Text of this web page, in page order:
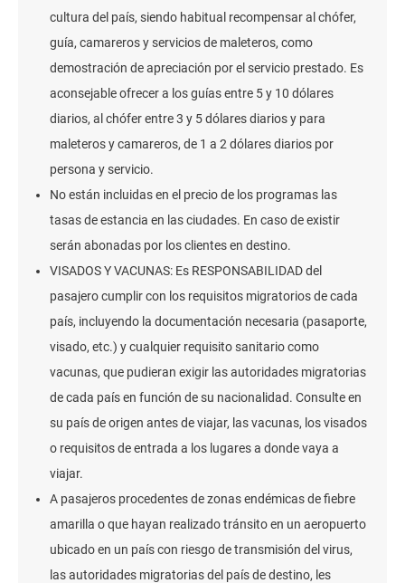
cultura del país, siendo habitual recompensar al chófer,
guía, camareros y servicios de maleteros, como
demostración de apreciación por el servicio prestado. Es
aconsejable ofrecer a los guías entre 5 y 10 dólares
diarios, al chófer entre 3 y 5 dólares diarios y para
maleteros y camareros, de 1 a 2 dólares diarios por
persona y servicio.
No están incluidas en el precio de los programas las
tasas de estancia en las ciudades. En caso de existir
serán abonadas por los clientes en destino.
VISADOS Y VACUNAS: Es RESPONSABILIDAD del
pasajero cumplir con los requisitos migratorios de cada
país, incluyendo la documentación necesaria (pasaporte,
visado, etc.) y cualquier requisito sanitario como
vacunas, que pudieran exigir las autoridades migratorias
de cada país en función de su nacionalidad. Consulte en
su país de origen antes de viajar, las vacunas, los visados
o requisitos de entrada a los lugares a donde vaya a
viajar.
A pasajeros procedentes de zonas endémicas de fiebre
amarilla o que hayan realizado tránsito en un aeropuerto
ubicado en un país con riesgo de transmisión del virus,
las autoridades migratorias del país de destino, les